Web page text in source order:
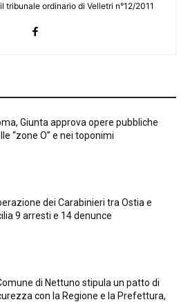
tribunale ordinario di Velletri n°12/2011
Giunta approva opere pubbliche
“zone O” e nei toponimi
dei Carabinieri tra Ostia e
9 arresti e 14 denunce
Comune di Nettuno stipula un patto di
con la Regione e la Prefettura,